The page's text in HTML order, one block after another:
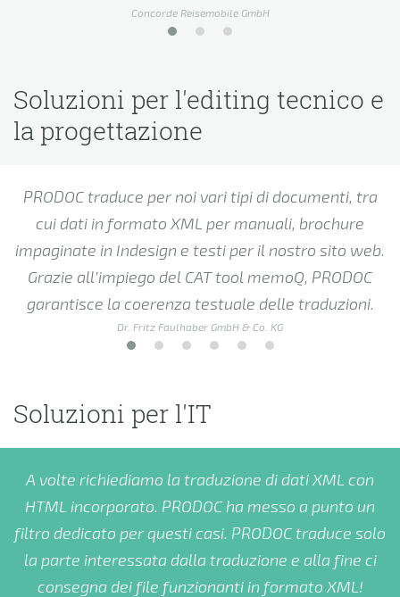
Concorde Reisemobile GmbH
Soluzioni per l'editing tecnico e
la progettazione
PRODOC traduce per noi vari tipi di documenti, tra
cui dati in formato XML per manuali, brochure
impaginate in Indesign e testi per il nostro sito web.
Grazie all’impiego del CAT tool memoQ, PRODOC
garantisce la coerenza testuale delle traduzioni.
Dr. Fritz Faulhaber GmbH & Co. KG
Soluzioni per l'IT
A volte richiediamo la traduzione di dati XML con
HTML incorporato. PRODOC ha messo a punto un
filtro dedicato per questi casi. PRODOC traduce solo
la parte interessata dalla traduzione e alla fine ci
consegna dei file funzionanti in formato XML!